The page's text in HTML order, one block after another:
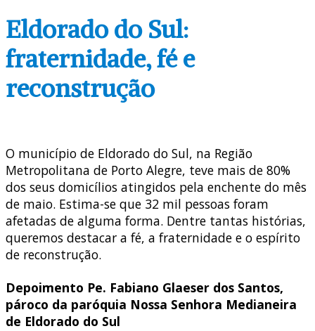
Eldorado do Sul:
fraternidade, fé e
reconstrução
O município de Eldorado do Sul, na Região
Metropolitana de Porto Alegre, teve mais de 80%
dos seus domicílios atingidos pela enchente do mês
de maio. Estima-se que 32 mil pessoas foram
afetadas de alguma forma. Dentre tantas histórias,
queremos destacar a fé, a fraternidade e o espírito
de reconstrução.
Depoimento Pe. Fabiano Glaeser dos Santos,
pároco da paróquia Nossa Senhora Medianeira
de Eldorado do Sul